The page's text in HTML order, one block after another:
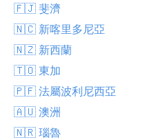
🇫🇯 斐濟
🇳🇨 新喀里多尼亞
🇳🇿 新西蘭
🇹🇴 東加
🇵🇫 法屬波利尼西亞
🇦🇺 澳洲
🇳🇷 瑙魯